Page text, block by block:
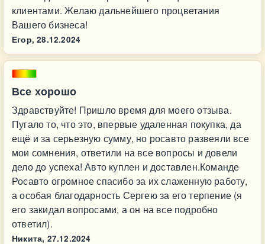
клиентами. Желаю дальнейшего процветания
Вашего бизнеса!
Егор, 28.12.2024
Все хорошо
Здравствуйте! Пришло время для моего отзыва.
Пугало то, что это, впервые удаленная покупка, да
ещё и за серьезную сумму, но росавто развеяли все
мои сомнения, ответили на все вопросы и довели
дело до успеха! Авто куплен и доставлен.Команде
Росавто огромное спасибо за их слаженную работу,
а особая благодарность Сергею за его терпение (я
его закидал вопросами, а он на все подробно
ответил).
Никита, 27.12.2024